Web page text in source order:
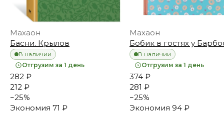
Махаон
Басни. Крылов
В наличии
Отгрузим за 1 день
282 ₽
212 ₽
−25%
Экономия 71 ₽
Махаон
Бобик в гостях у
В наличии
Отгрузим за 1 день
374 ₽
281 ₽
−25%
Экономия 94 ₽